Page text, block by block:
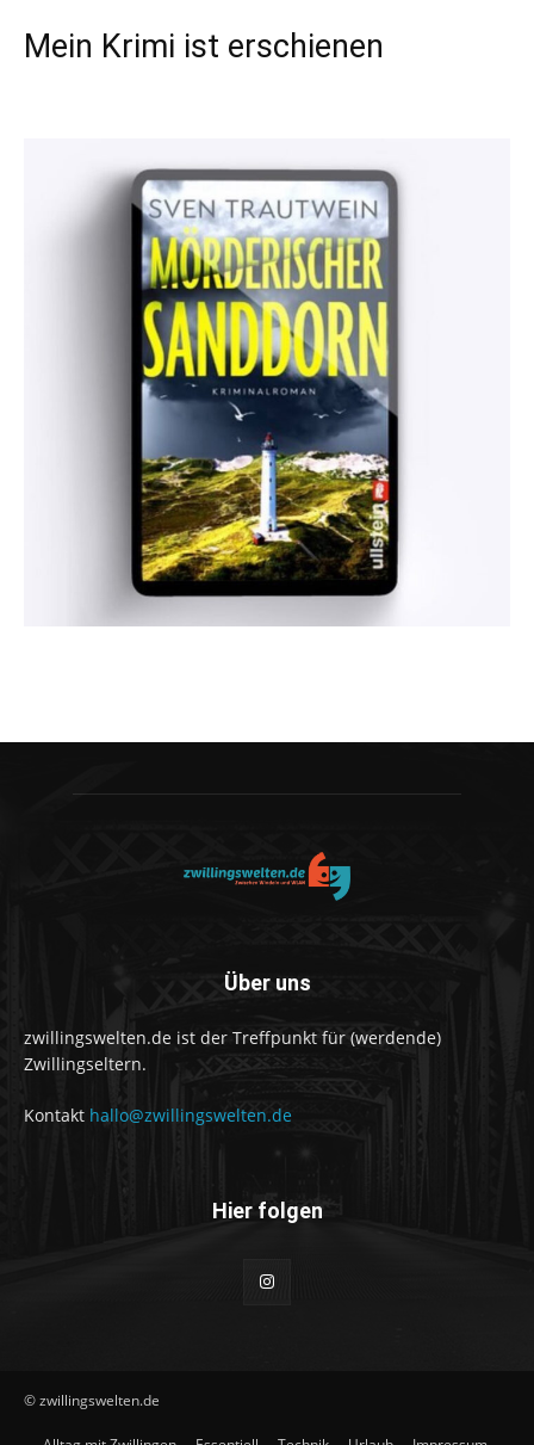
Mein Krimi ist erschienen
Über uns
zwillingswelten.de ist der Treffpunkt für (werdende)
Zwillingseltern.
Kontakt hallo@zwillingswelten.de
Hier folgen
© zwillingswelten.de